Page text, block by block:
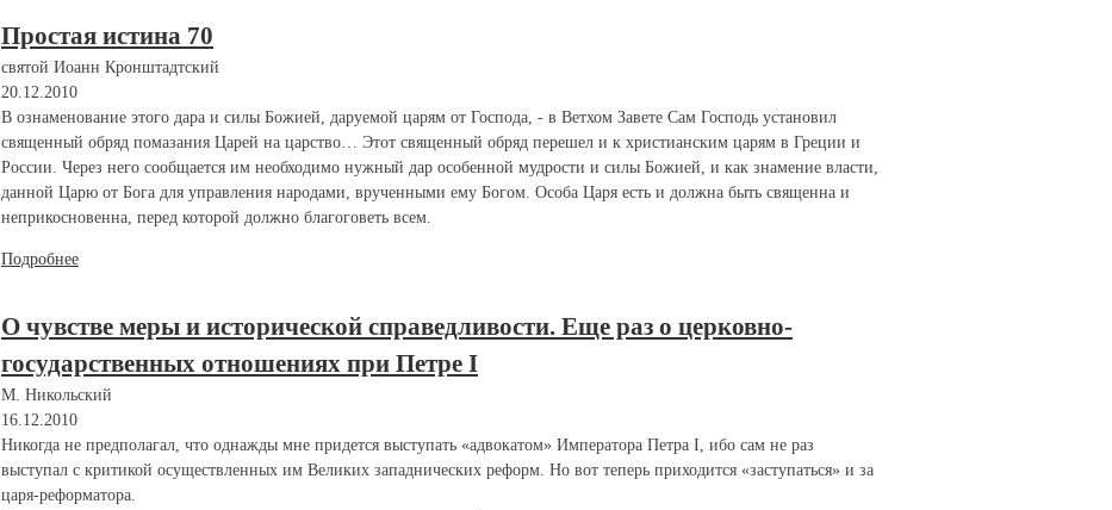
Простая истина 70
святой Иоанн Кронштадтский
20.12.2010
В ознаменование этого дара и силы Божией, даруемой царям от Господа, - в Ветхом Завете Сам Господь установил
священный обряд помазания Царей на царство… Этот священный обряд перешел и к христианским царям в Греции и
России. Через него сообщается им необходимо нужный дар особенной мудрости и силы Божией, и как знамение власти,
данной Царю от Бога для управления народами, врученными ему Богом. Особа Царя есть и должна быть священна и
неприкосновенна, перед которой должно благоговеть всем.
Подробнее
О чувстве меры и исторической справедливости. Еще раз о церковно-
государственных отношениях при Петре I
М. Никольский
16.12.2010
Никогда не предполагал, что однажды мне придется выступать «адвокатом» Императора Петра I, ибо сам не раз
выступал с критикой осуществленных им Великих западнических реформ. Но вот теперь приходится «заступаться» и за
царя-реформатора.